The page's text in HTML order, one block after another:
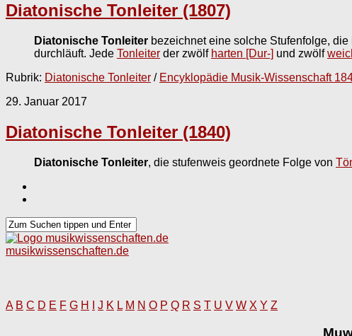
Diatonische Tonleiter (1807)
Diatonische Tonleiter bezeichnet eine solche Stufenfolge, die
durchläuft. Jede Tonleiter der zwölf harten [Dur-] und zwölf
Rubrik: Diatonische Tonleiter / Encyklopädie Musik-Wissenschaft
29. Januar 2017
Diatonische Tonleiter (1840)
Diatonische Tonleiter, die stufenweis geordnete Folge von
musikwissenschaften.de
A B C D E F G H J K L M N O P Q R S T U V W X Y Z